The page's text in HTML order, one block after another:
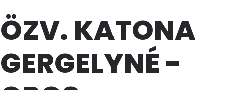
ÖZV. KATONA
GERGELYNÉ -